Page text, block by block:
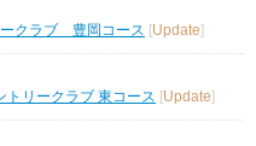
ークラブ 豊岡コース [Update]
トリークラブ 東コース [Update]